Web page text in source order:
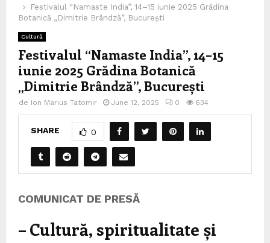
Festivalul “Namaste India”, 14–15 iunie 2025 Grădina
Botanică „Dimitrie Brândză”, București
Cultură
Festivalul “Namaste India”, 14–15
iunie 2025 Grădina Botanică
„Dimitrie Brândză”, București
de Ion Marius Tatomir June 12, 2025 0 634
SHARE 0
COMUNICAT DE PRESĂ
– Cultură, spiritualitate și